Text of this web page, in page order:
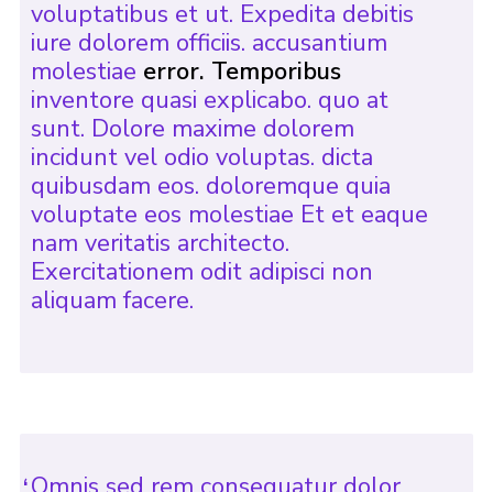
voluptatibus et ut. Expedita debitis
iure dolorem officiis. accusantium
molestiae error. Temporibus
inventore quasi explicabo. quo at
sunt. Dolore maxime dolorem
incidunt vel odio voluptas. dicta
quibusdam eos. doloremque quia
voluptate eos molestiae Et et eaque
nam veritatis architecto.
Exercitationem odit adipisci non
aliquam facere.